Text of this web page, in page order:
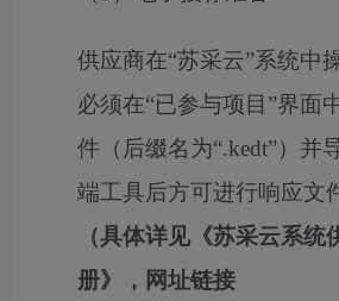
供应商在“苏采云”系统中
必须在“已参与项目”界面
件（后缀名为“.kedt”）并
端工具后方可进行响应文
（具体详见《苏采云系统
册》，网址链接